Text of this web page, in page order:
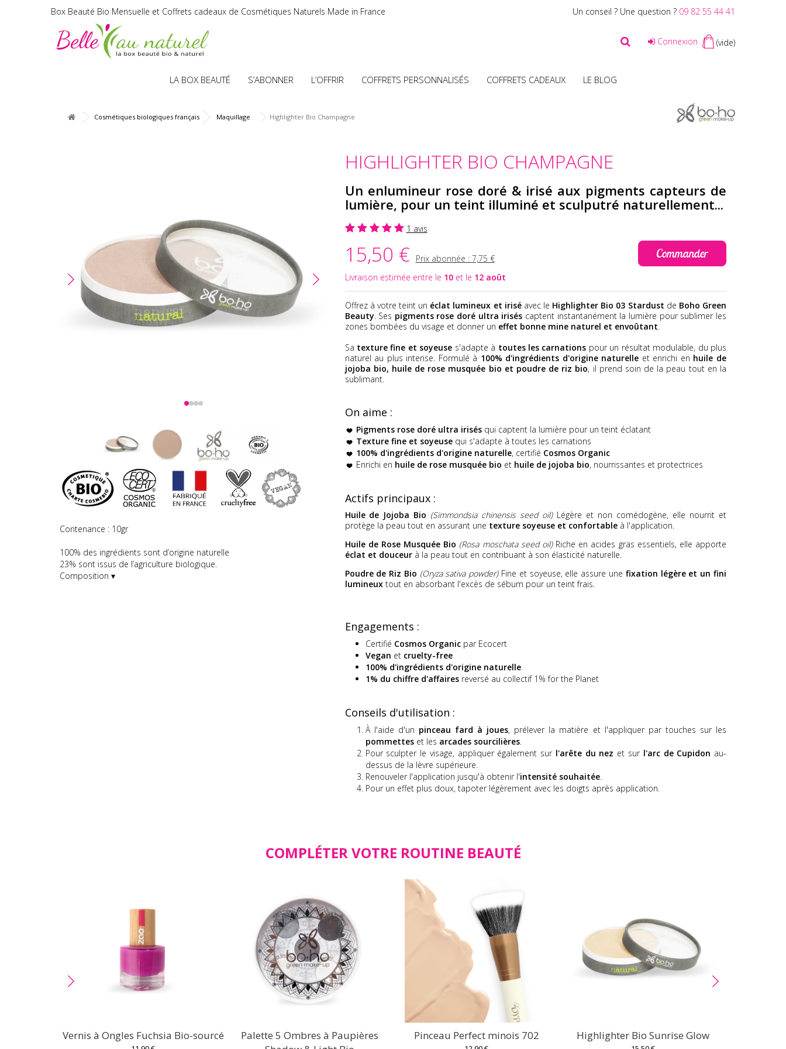
Box Beauté Bio Mensuelle et Coffrets cadeaux de Cosmétiques Naturels Made in France Un conseil ? Une question ? 09 82 55 44 41
Connexion (vide)
LA BOX BEAUTÉ S’ABONNER L’OFFRIR COFFRETS PERSONNALISÉS COFFRETS CADEAUX LE BLOG
Cosmétiques biologiques français Maquillage Highlighter Bio Champagne
Contenance : 10gr
100% des ingrédients sont d’origine naturelle
23% sont issus de l’agriculture biologique.
Composition ▾
HIGHLIGHTER BIO CHAMPAGNE
Un enlumineur rose doré & irisé aux pigments capteurs de
lumière, pour un teint illuminé et sculputré naturellement...
1 avis
15,50 € Prix abonnée : 7,75 €
Livraison estimée entre le 10et le 12 août
Commander
Offrez à votre teint un éclat lumineux et iriséavec le Highlighter Bio 03 Stardust de Boho Green
Beauty. Ses pigments rose doré ultra irisés captent instantanément la lumière pour sublimer les
zones bombées du visage et donner un effet bonne mine naturel et envoûtant.
Sa texture fine et soyeuse s'adapte à toutes les carnations pour un résultat modulable, du plus
naturel au plus intense. Formulé à 100% d'ingrédients d'origine naturelle et enrichi en huile de
jojoba bio, huile de rose musquée bio et poudre de riz bio, il prend soin de la peau tout en la
sublimant.
On aime :
Pigments rose doré ultra irisésqui captent la lumière pour un teint éclatant
Texture fine et soyeusequi s'adapte à toutes les carnations
100% d'ingrédients d'origine naturelle, certifié Cosmos Organic
Enrichi en huile de rose musquée bio et huile de jojoba bio, nourrissantes et protectrices
Actifs principaux :
Huile de Jojoba Bio (Simmondsia chinensis seed oil)Légère et non comédogène, elle nourrit et
protège la peau tout en assurant une texture soyeuse et confortableà l'application.
Huile de Rose Musquée Bio (Rosa moschata seed oil)Riche en acides gras essentiels, elle apporte
éclat et douceurà la peau tout en contribuant à son élasticité naturelle.
Poudre de Riz Bio (Oryza sativa powder)Fine et soyeuse, elle assure une fixation légère et un fini
lumineuxtout en absorbant l'excès de sébum pour un teint frais.
Engagements :
Certifié Cosmos Organicpar Ecocert
Vegan et cruelty-free
100% d'ingrédients d'origine naturelle
1% du chiffre d'affairesreversé au collectif 1% for the Planet
Conseils d'utilisation :
À l'aide d'un pinceau fard à joues, prélever la matière et l'appliquer par touches sur les
pommetteset les arcades sourcilières.
Pour sculpter le visage, appliquer également sur l'arête du nez et sur l'arc de Cupidon au-
dessus de la lèvre supérieure.
Renouveler l'application jusqu'à obtenir l'intensité souhaitée.
Pour un effet plus doux, tapoter légèrement avec les doigts après application.
COMPLÉTER VOTRE ROUTINE BEAUTÉ
Vernis à Ongles Fuchsia Bio-sourcé
Palette 5 Ombres à Paupières
Pinceau Perfect minois 702 Highlighter Bio Sunrise Glow